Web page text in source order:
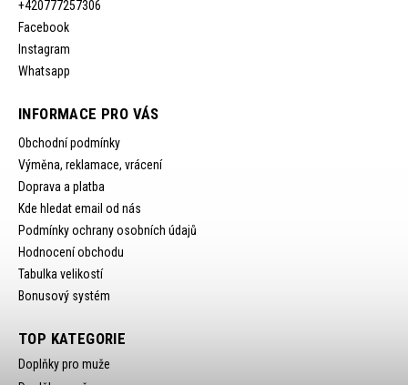
+420777257306
Facebook
Instagram
Whatsapp
INFORMACE PRO VÁS
Obchodní podmínky
Výměna, reklamace, vrácení
Doprava a platba
Kde hledat email od nás
Podmínky ochrany osobních údajů
Hodnocení obchodu
Tabulka velikostí
Bonusový systém
TOP KATEGORIE
Doplňky pro muže